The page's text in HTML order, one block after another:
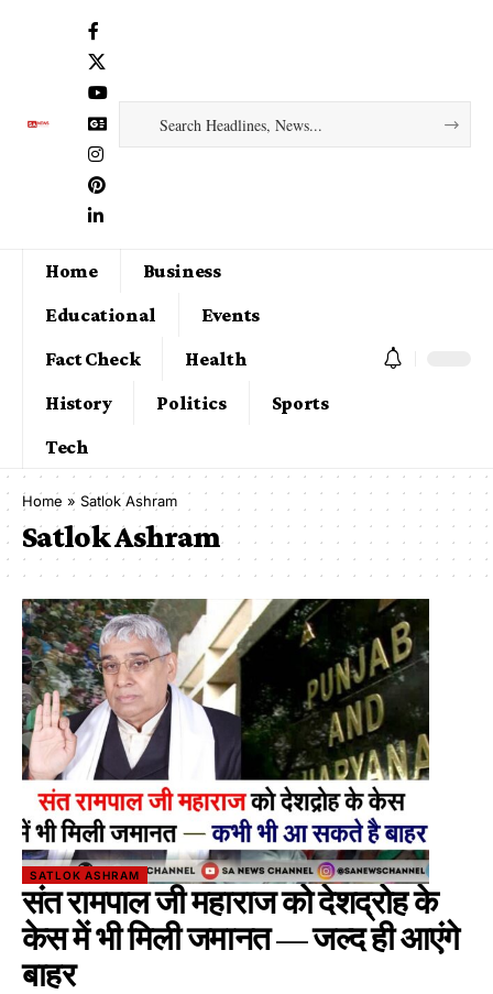
Home
Business
Educational
Events
Fact Check
Health
History
Politics
Sports
Tech
Home » Satlok Ashram
Satlok Ashram
SATLOK ASHRAM
संत रामपाल जी महाराज को देशद्रोह के
केस में भी मिली जमानत — जल्द ही आएंगे
बाहर